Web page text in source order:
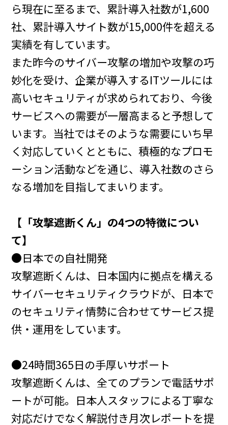
ら現在に至るまで、累計導入社数が1,600
社、累計導入サイト数が15,000件を超える
実績を有しています。
また昨今のサイバー攻撃の増加や攻撃の巧
妙化を受け、企業が導入するITツールには
高いセキュリティが求められており、今後
サービスへの需要が一層高まると予想して
います。当社ではそのような需要にいち早
く対応していくとともに、積極的なプロモ
ーション活動などを通じ、導入社数のさら
なる増加を目指してまいります。
【「攻撃遮断くん」の4つの特徴につい
て】
●日本での自社開発
攻撃遮断くんは、日本国内に拠点を構える
サイバーセキュリティクラウドが、日本で
のセキュリティ情勢に合わせてサービス提
供・運用をしています。
●24時間365日の手厚いサポート
攻撃遮断くんは、全てのプランで電話サポ
ートが可能。日本人スタッフによる丁寧な
対応だけでなく解説付き月次レポートを提